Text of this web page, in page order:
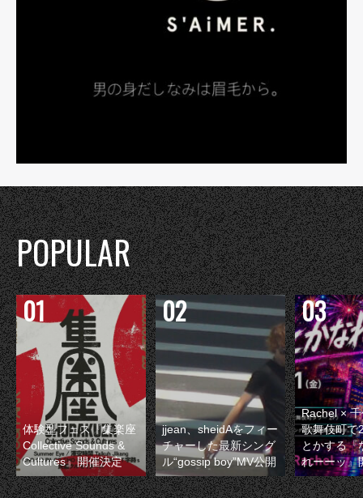
POPULAR
体験型フェス『集楽座
Collective Sounds &
Cultures』開催決定
jjean、sheidAをフィー
チャーした最新シング
ル“gossip boy”MV公開
Rachel ×
歌舞伎町で
とかする『
れーーッ』